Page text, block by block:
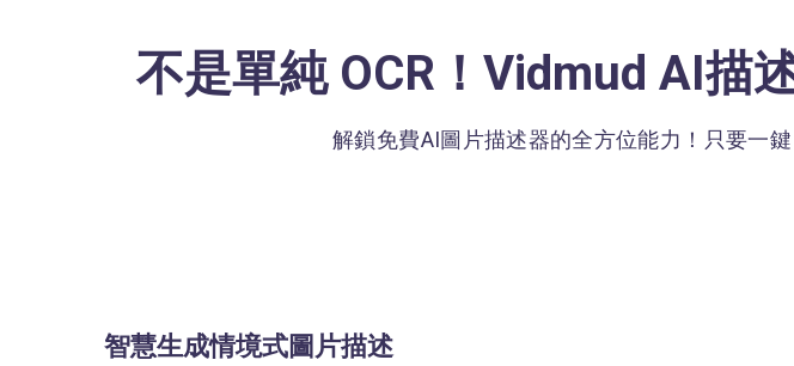
不是單純 OCR！Vidmud AI描
解鎖免費AI圖片描述器的全方位能力！只要一
智慧生成情境式圖片描述